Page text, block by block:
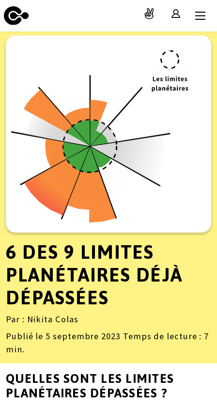
6 DES 9 LIMITES
PLANÉTAIRES DÉJÀ
DÉPASSÉES
Par : Nikita Colas
Publié le 5 septembre 2023 Temps de lecture : 7
min.
QUELLES SONT LES LIMITES
PLANÉTAIRES DÉPASSÉES ?